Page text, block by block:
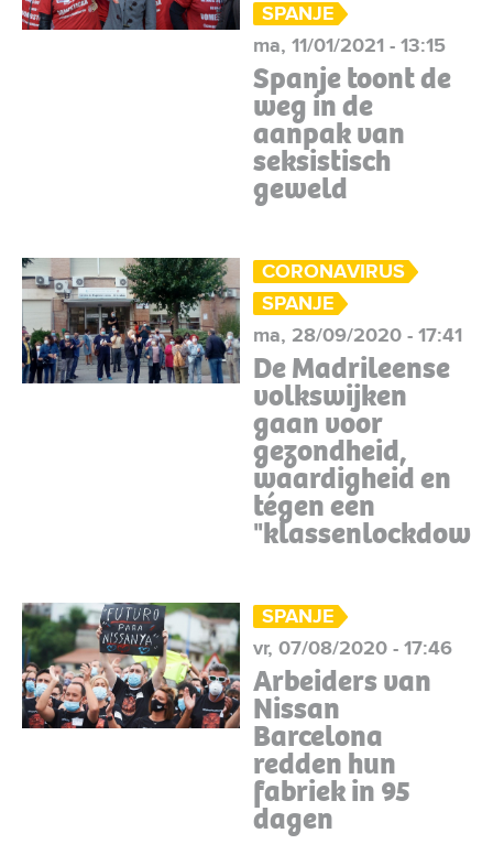
SPANJE
ma, 11/01/2021 - 13:15
Spanje toont de
weg in de
aanpak van
seksistisch
geweld
CORONAVIRUS
SPANJE
ma, 28/09/2020 - 17:41
De Madrileense
volkswijken
gaan voor
gezondheid,
waardigheid en
tégen een
SPANJE
vr, 07/08/2020 - 17:46
Arbeiders van
Nissan
Barcelona
redden hun
fabriek in 95
dagen